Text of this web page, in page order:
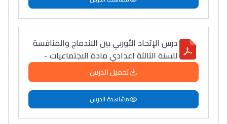
Lycée Maroc
درس الإتحاد الأوربي بين الاندماج والمنافسة
للسنة الثالثة اعدادي مادة الاجتماعيات -
تحميل الدرس
مشاهدة الدرس